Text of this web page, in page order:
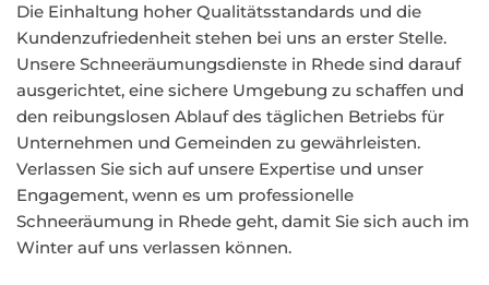
Die Einhaltung hoher Qualitätsstandards und die
Kundenzufriedenheit stehen bei uns an erster Stelle.
Unsere Schneeräumungsdienste in Rhede sind darauf
ausgerichtet, eine sichere Umgebung zu schaffen und
den reibungslosen Ablauf des täglichen Betriebs für
Unternehmen und Gemeinden zu gewährleisten.
Verlassen Sie sich auf unsere Expertise und unser
Engagement, wenn es um professionelle
Schneeräumung in Rhede geht, damit Sie sich auch im
Winter auf uns verlassen können.